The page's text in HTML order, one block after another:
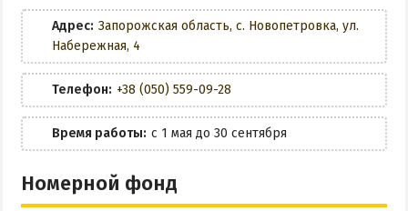
ЧАСТНЫЙ СЕКТОР
АЗОВСКОЕ (ЛУНАЧАРСКОЕ)
НОВОПЕТРОВКА
ЛЕЧЕНИЕ И БАЛЬНЕОТЕРАПИЯ
Грязи, лиманы и соленые озера
История курорта
Беседки
Мангальная зона
Настольный теннис
Парковка
Адрес: Запорожская область, с. Новопетровка, ул.
Набережная, 4
Телефон: +38 (050) 559-09-28
Время работы: с 1 мая до 30 сентября
Номерной фонд